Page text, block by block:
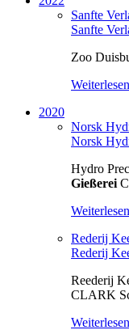
Sanfte
Sanfte
Zoo
2020
Norsk
Norsk
Hydro
Gießerei
Rederij
Rederij
Reederij
CLARK